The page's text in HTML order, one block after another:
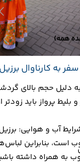
همه)
به کارناوال برزیل
دلیل حجم بالای
و بلیط پرواز باید
آب و هوایی:
است، بنابراین
به همراه داشته